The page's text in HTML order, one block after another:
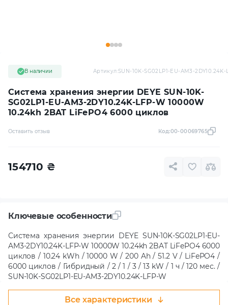
Система хранения энергии DEYE SUN-10K-
SG02LP1-EU-AM3-2DY10.24K-LFP-W 10000W
10.24kh 2BAT LiFePO4 6000 циклов
В наличии Артикул:SUN-10K-SG02LP1-EU-AM3-2DY10.24K-
Оставить отзыв Код:00-00069765
154710 ₴
Ключевые особенности
Система хранения энергии DEYE SUN-10K-SG02LP1-EU-
AM3-2DY10.24K-LFP-W 10000W 10.24kh 2BAT LiFePO4 6000
циклов / 10.24 kWh / 10000 W / 200 Ah / 51.2 V / LiFePO4 /
6000 циклов / Гибридный / 2 / 1 / 3 / 13 kW / 1 ч / 120 мес. /
SUN-10K-SG02LP1-EU-AM3-2DY10.24K-LFP-W
Все характеристики